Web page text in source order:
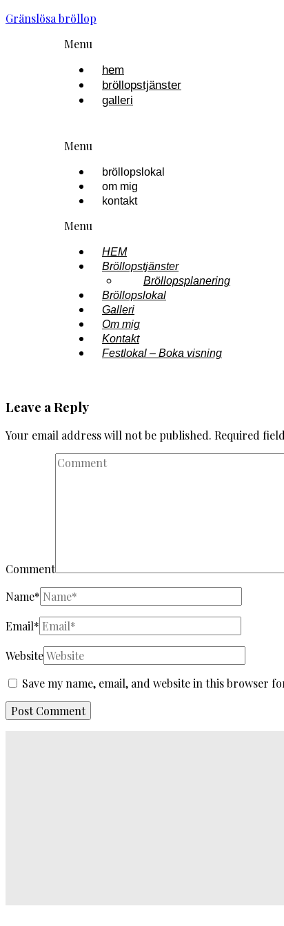
Gränslösa bröllop
Menu
hem
bröllopstjänster
galleri
Menu
bröllopslokal
om mig
kontakt
Menu
HEM
Bröllopstjänster
Bröllopsplanering
Bröllopslokal
Galleri
Om mig
Kontakt
Festlokal – Boka visning
Leave a Reply
Your email address will not be published. Required
Comment
Name*
Email*
Website
Save my name, email, and website in this browser